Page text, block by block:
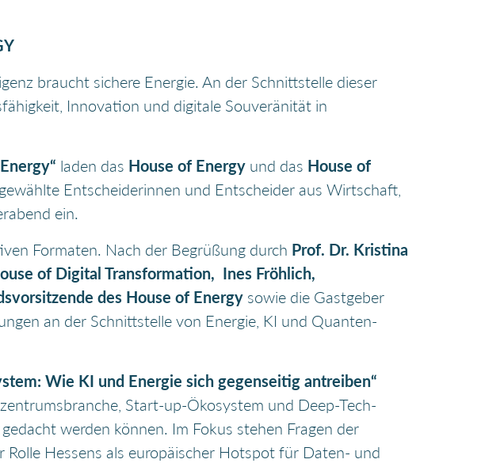
braucht sichere Energie. An der Schnittstelle dieser
Innovation und digitale Souveränität in
laden das House of Energy und das House of
Entscheiderinnen und Entscheider aus Wirtschaft,
ein.
Formaten. Nach der Begrüßung durch Prof. Dr. Kristina
of Digital Transformation, Ines Fröhlich,
des House of Energy sowie die Gastgeber
an der Schnittstelle von Energie, KI und Quanten-
Wie KI und Energie sich gegenseitig antreiben“
Start-up-Ökosystem und Deep-Tech-
werden können. Im Fokus stehen Fragen der
Hessens als europäischer Hotspot für Daten- und